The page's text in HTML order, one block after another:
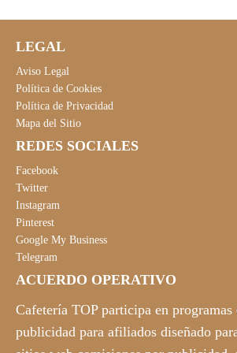
0
LEGAL
Aviso Legal
Política de Cookies
Política de Privacidad
Mapa del Sitio
REDES SOCIALES
Facebook
Twitter
Instagram
Pinterest
Google My Business
Telegram
ACUERDO OPERATIVO
Cafetería TOP participa en programas
publicidad para afiliados diseñado